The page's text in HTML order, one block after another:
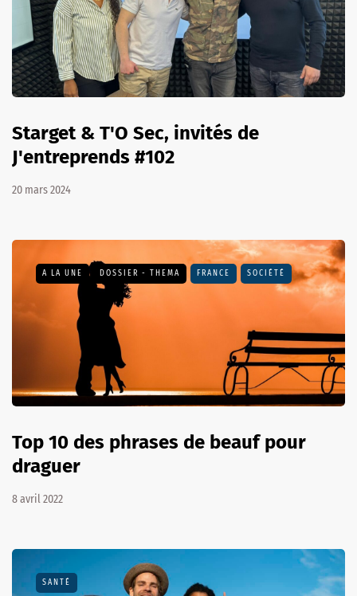
Starget & T'O Sec, invités de
J'entreprends #102
20 mars 2024
A LA UNE DOSSIER - THEMA FRANCE SOCIÉTÉ
Top 10 des phrases de beauf pour
draguer
8 avril 2022
SANTÉ